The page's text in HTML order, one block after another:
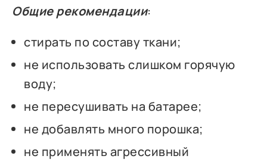
Общие рекомендации:
стирать по составу ткани;
не использовать слишком горячую
воду;
не пересушивать на батарее;
не добавлять много порошка;
не применять агрессивный